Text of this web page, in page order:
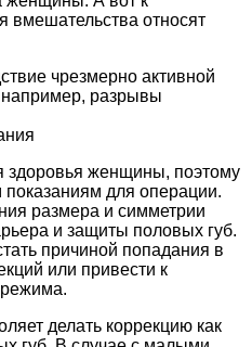
вмешательства относят
чрезмерно активной
например, разрывы
здоровья женщины, поэтому
показаниям для операции.
размера и симметрии
и защиты половых губ.
причиной попадания в
или привести к
делать коррекцию как